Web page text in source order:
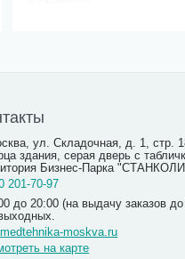
ул. Складочная, д. 1, стр.
здания, серая дверь с
Бизнес-Парка
201-70-97
до 20:00 (на выдачу заказов
moskva.ru
на карте